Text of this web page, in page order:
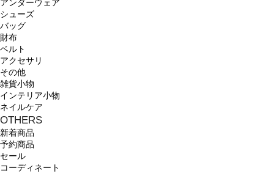
アンダーウェア
シューズ
バッグ
財布
ベルト
アクセサリ
その他
雑貨小物
インテリア小物
ネイルケア
OTHERS
新着商品
予約商品
セール
コーディネート